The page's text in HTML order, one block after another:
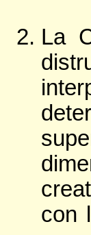
La
con